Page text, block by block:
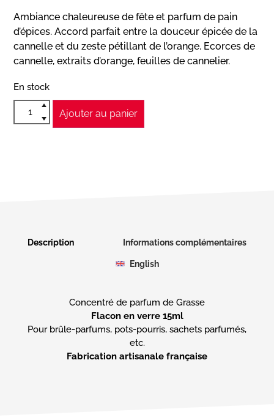
Ambiance chaleureuse de fête et parfum de pain
d’épices. Accord parfait entre la douceur épicée de la
cannelle et du zeste pétillant de l’orange. Ecorces de
cannelle, extraits d’orange, feuilles de cannelier.
En stock
Ajouter au panier
Description Informations complémentaires
English
Flacon en verre 15ml
Pour brûle-parfums, pots-pourris, sachets parfumés,
Fabrication artisanale française